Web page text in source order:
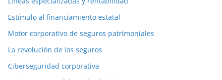
Estímulo al financiamiento estatal
Motor corporativo de seguros patrimoniales
La revolución de los seguros
Ciberseguridad corporativa